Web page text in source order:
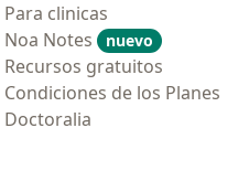
Para clinicas
Noa Notes
nuevo
Recursos gratuitos
Condiciones de los Planes
Doctoralia